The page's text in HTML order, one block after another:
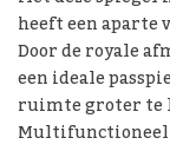
heeft een aparte
Door de royale
een ideale
ruimte groter te
Multifunctioneel